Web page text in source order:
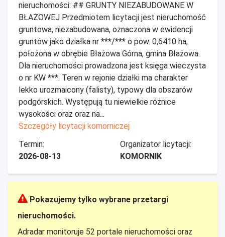
nieruchomości: ## GRUNTY NIEZABUDOWANE W
BŁAŻOWEJ Przedmiotem licytacji jest nieruchomość
gruntowa, niezabudowana, oznaczona w ewidencji
gruntów jako działka nr ***/*** o pow. 0,6410 ha,
położona w obrębie Błażowa Górna, gmina Błażowa.
Dla nieruchomości prowadzona jest księga wieczysta
o nr KW ***. Teren w rejonie działki ma charakter
lekko urozmaicony (falisty), typowy dla obszarów
podgórskich. Występują tu niewielkie różnice
wysokości oraz oraz na...
Szczegóły licytacji komorniczej
Termin:
2026-08-13
Organizator licytacji:
KOMORNIK
Pokazujemy tylko wybrane przetargi
nieruchomości.
Adradar monitoruje 52 portale nieruchomości oraz